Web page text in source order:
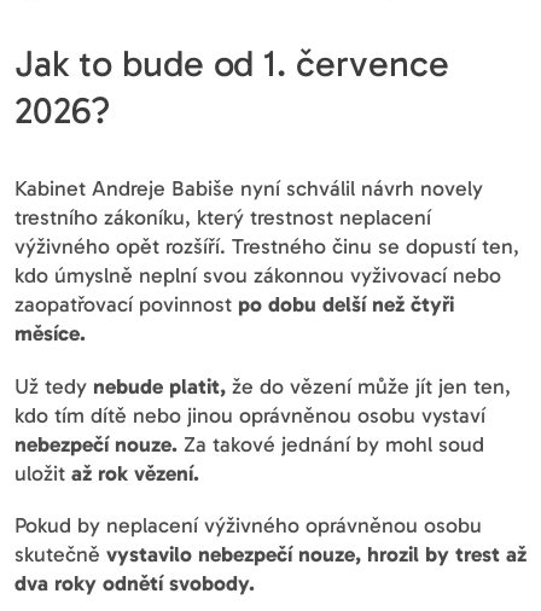
Jak to bude od 1. července
2026?
Kabinet Andreje Babiše nyní schválil návrh novely
trestního zákoníku, který trestnost neplacení
výživného opět rozšíří. Trestného činu se dopustí ten,
kdo úmyslně neplní svou zákonnou vyživovací nebo
zaopatřovací povinnost po dobu delší než čtyři
měsíce.
Už tedy nebude platit, že do vězení může jít jen ten,
kdo tím dítě nebo jinou oprávněnou osobu vystaví
nebezpečí nouze. Za takové jednání by mohl soud
uložit až rok vězení.
Pokud by neplacení výživného oprávněnou osobu
skutečně vystavilo nebezpečí nouze, hrozil by trest až
dva roky odnětí svobody.